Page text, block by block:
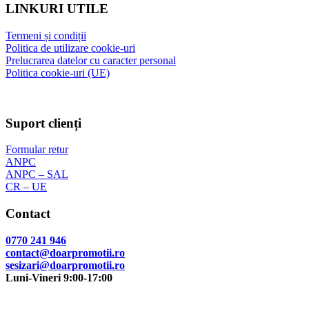
LINKURI UTILE
Termeni și condiții
Politica de utilizare cookie-uri
Prelucrarea datelor cu caracter personal
Politica cookie-uri (UE)
Suport clienți
Formular retur
ANPC
ANPC – SAL
CR – UE
Contact
0770 241 946
contact@doarpromotii.ro
sesizari@doarpromotii.ro
Luni-Vineri 9:00-17:00